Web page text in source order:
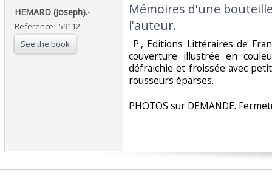
‎HEMARD (Joseph).-‎
Reference : 59112
See the book
‎Mémoires d'une
l'auteur.‎
P., Editions Littéraires de
couverture illustrée en
défraichie et froissée avec
rousseurs éparses. ‎
‎PHOTOS sur DEMANDE.